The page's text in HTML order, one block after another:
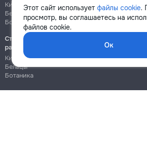
Этот сайт использует файлы cookie.
просмотр, вы соглашаетесь на
файлов cookie.
Ок
Кишинёв
Бельцы
Ботаника
Кишинёв
Ботаника
Строительно-монтажные
работы
Кишинёв
Бельцы
Ботаника